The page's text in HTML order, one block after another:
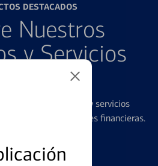
DESTACADOS
Nuestros
y Servicios
gama de productos y servicios
todas sus necesidades financieras.